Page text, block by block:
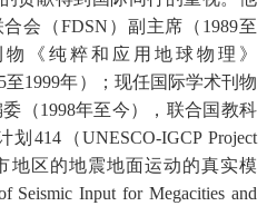
会（FDSN）副主席（1989至
《纯粹和应用地球物理》
至1999年）；现任国际学术刊物
委（1998年至今），联合国教科
414（UNESCO-IGCP Project
地区的地震地面运动的真实模
Seismic Input for Megacities and